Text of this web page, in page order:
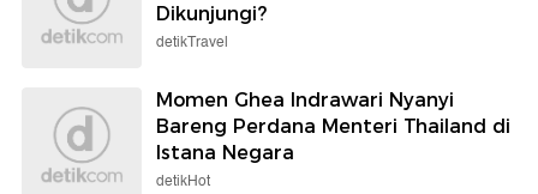
Dikunjungi?
detikTravel
Momen Ghea Indrawari Nyanyi
Bareng Perdana Menteri Thailand di
Istana Negara
detikHot